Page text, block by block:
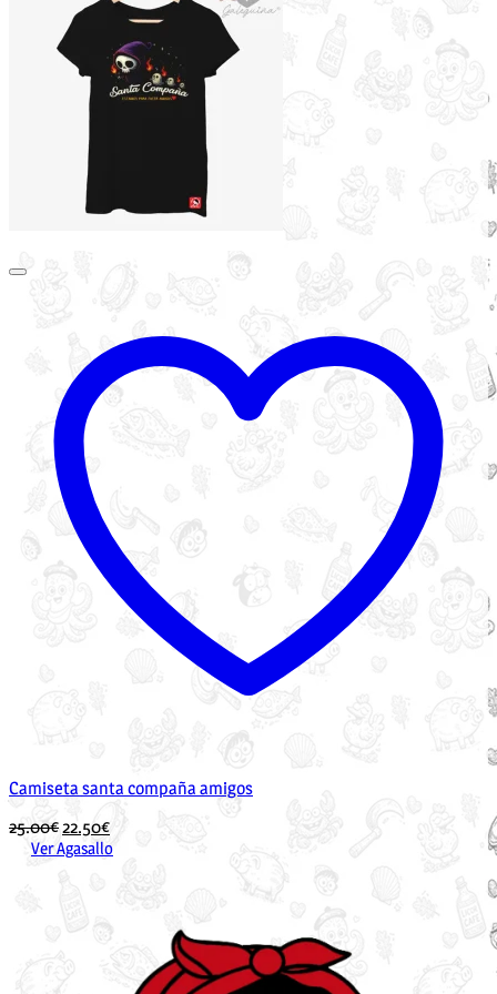
Camiseta santa compaña amigos
25.00€O
prezo
25.00€.
22.50€O
prezo
22.50€.
Ver Agasallo
produto
múltiples
variantes.